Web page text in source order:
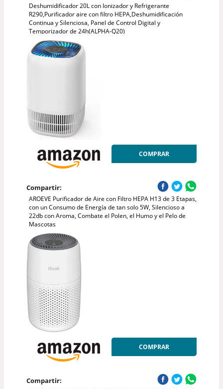
Deshumidificador 20L con Ionizador y Refrigerante
R290,Purificador aire con filtro HEPA,Deshumidificación
Continua y Silenciosa, Panel de Control Digital y
Temporizador de 24h(ALPHA-Q20)
COMPRAR
Compartir:
AROEVE Purificador de Aire con Filtro HEPA H13 de 3 Etapas,
con un Consumo de Energía de tan solo 5W, Silencioso a
22db con Aroma, Combate el Polen, el Humo y el Pelo de
Mascotas
COMPRAR
Compartir: